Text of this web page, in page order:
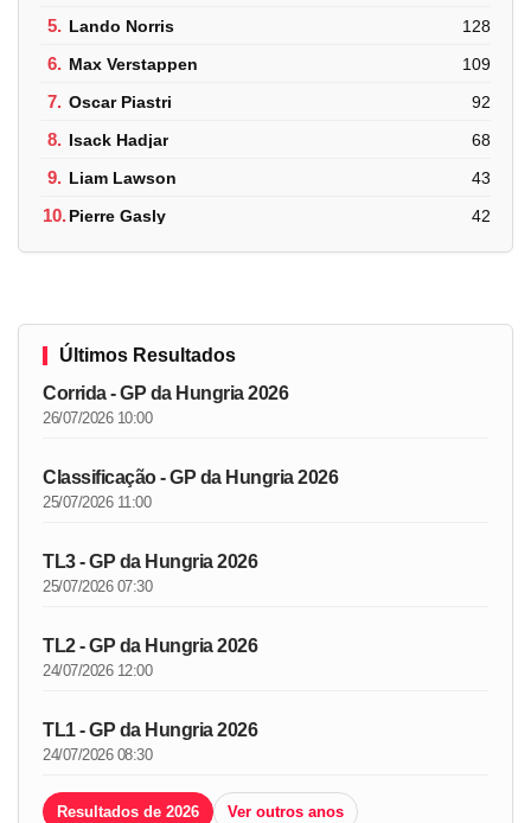
5. Lando Norris 128
6. Max Verstappen 109
7. Oscar Piastri 92
8. Isack Hadjar 68
9. Liam Lawson 43
10.Pierre Gasly 42
Últimos Resultados
Corrida - GP da Hungria 2026
26/07/2026 10:00
Classificação - GP da Hungria 2026
25/07/2026 11:00
TL3 - GP da Hungria 2026
25/07/2026 07:30
TL2 - GP da Hungria 2026
24/07/2026 12:00
TL1 - GP da Hungria 2026
24/07/2026 08:30
Resultados de 2026 Ver outros anos